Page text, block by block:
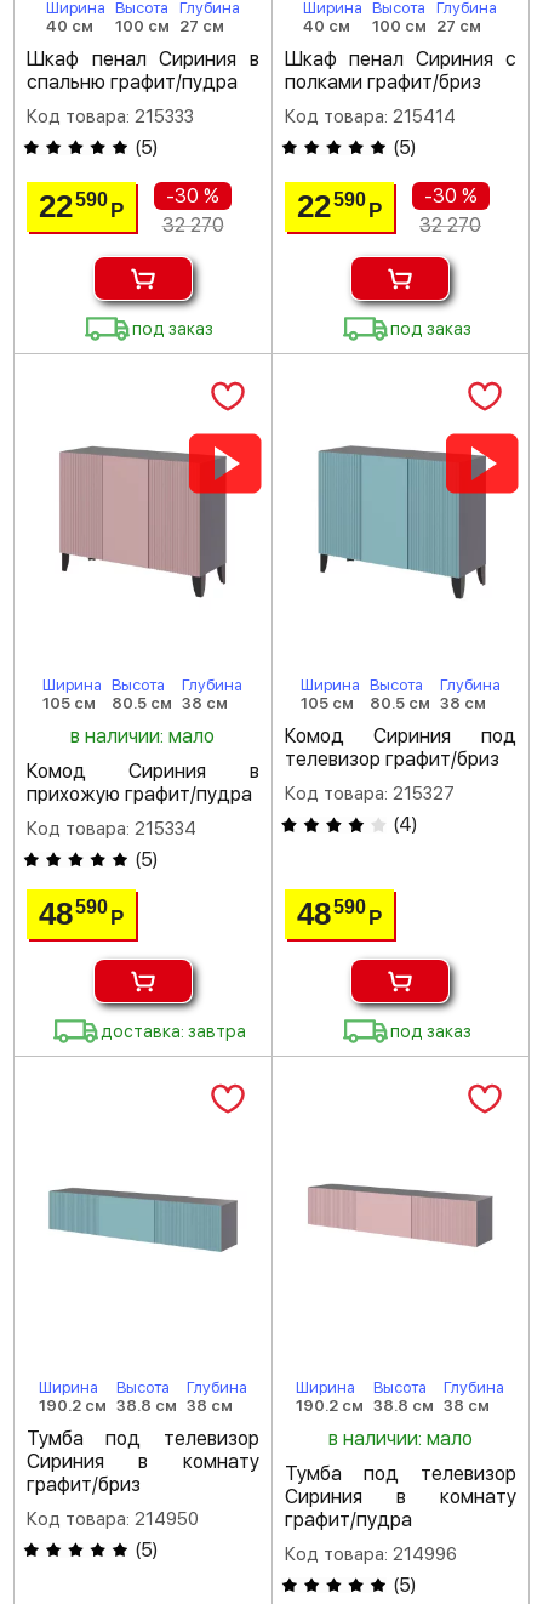
Ширина
40 см
Высота
100 см
Глубина
27 см
Шкаф пенал Сириния в
спальню графит/пудра
Код товара: 215333
(5)
22590Р
-30 %
32 270
под заказ
Ширина
40 см
Высота
100 см
Глубина
27 см
Шкаф пенал Сириния с
полками графит/бриз
Код товара: 215414
(5)
22590 Р
-30 %
32 270
под заказ
Ширина
105 см
Высота
80.5 см
Глубина
38 см
в наличии: мало
Комод Сириния в
прихожую графит/пудра
Код товара: 215334
(5)
48590Р
доставка: завтра
Ширина
105 см
Высота
80.5 см
Глубина
38 см
Комод Сириния под
телевизор графит/бриз
Код товара: 215327
(4)
48590 Р
под заказ
Ширина
190.2 см
Высота
38.8 см
Глубина
38 см
Тумба под телевизор
Сириния в комнату
графит/бриз
Код товара: 214950
(5)
Ширина
190.2 см
Высота
38.8 см
Глубина
38 см
в наличии: мало
Тумба под телевизор
Сириния в комнату
графит/пудра
Код товара: 214996
(5)